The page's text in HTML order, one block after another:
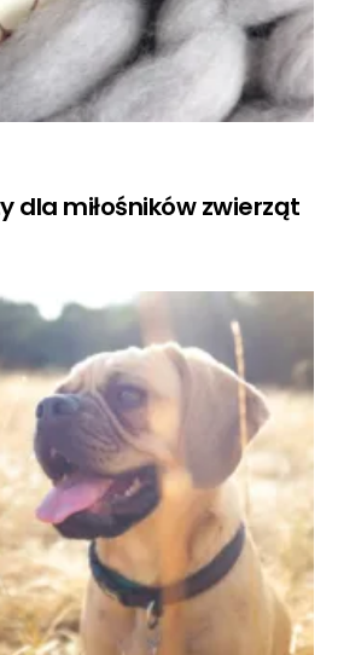
dla miłośników zwierząt